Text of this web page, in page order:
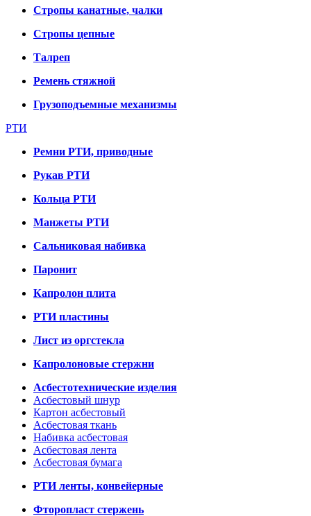
Стропы канатные, чалки
Стропы цепные
Талреп
Ремень стяжной
Грузоподъемные механизмы
РТИ
Ремни РТИ, приводные
Рукав РТИ
Кольца РТИ
Манжеты РТИ
Сальниковая набивка
Паронит
Капролон плита
РТИ пластины
Лист из оргстекла
Капролоновые стержни
Асбестотехнические изделия
Асбестовый шнур
Картон асбестовый
Асбестовая ткань
Набивка асбестовая
Асбестовая лента
Асбестовая бумага
РТИ ленты, конвейерные
Фторопласт стержень